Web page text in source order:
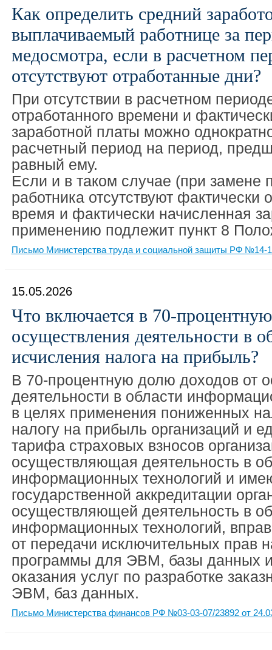
Как определить средний
выплачиваемый работнице за
медосмотра, если в расчетном
отсутствуют отработанные дни?
При отсутствии в расчетном
отработанного времени и
заработной платы можно
расчетный период на период,
равный ему.
Если и в таком случае (при замене
работника отсутствуют фактически
время и фактически начисленная
применению подлежит пункт 8
Письмо Министерства труда и социальной защиты РФ №14-
15.05.2026
Что включается в 70-
осуществления деятельности в
исчисления налога на прибыль?
В 70-процентную долю доходов от
деятельности в области
в целях применения пониженных
налогу на прибыль организаций и
тарифа страховых взносов
осуществляющая деятельность в
информационных технологий и
государственной аккредитации
осуществляющей деятельность в
информационных технологий,
от передачи исключительных прав
программы для ЭВМ, базы данных
оказания услуг по разработке
ЭВМ, баз данных.
Письмо Министерства финансов РФ №03-03-07/23892 от